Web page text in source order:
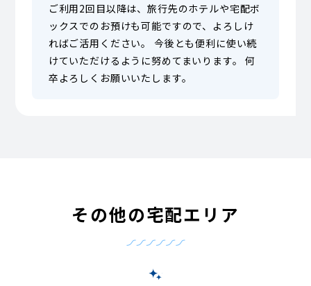
ご利用2回目以降は、旅行先のホテルや宅配ボ
ックスでのお預けも可能ですので、よろしけ
ればご活用ください。 今後とも便利に使い続
けていただけるように努めてまいります。 何
卒よろしくお願いいたします。
その他の宅配エリア